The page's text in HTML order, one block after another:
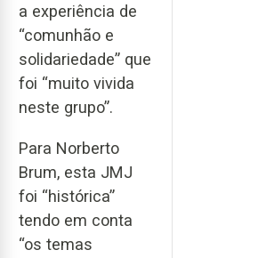
a experiência de
“comunhão e
solidariedade” que
foi “muito vivida
neste grupo”.
Para Norberto
Brum, esta JMJ
foi “histórica”
tendo em conta
“os temas